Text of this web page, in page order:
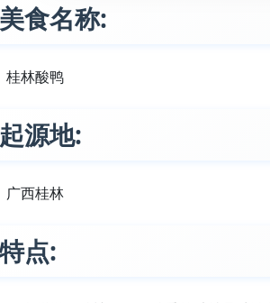
美食名称:
桂林酸鸭
起源地:
广西桂林
特点: